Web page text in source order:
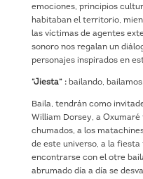
emociones, principios
habitaban el territorio,
las víctimas de agentes
sonoro nos regalan un
personajes inspirados en
“Jiesta” : bailando,
Baila, tendrán como
William Dorsey, a Oxumaré
chumados, a los
de este universo, a la
encontrarse con el otre
abrumado día a día se